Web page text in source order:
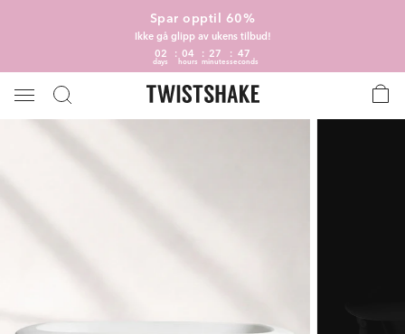
Spar opptil 60%
Ikke gå glipp av ukens tilbud!
02
days
04
hours
27
minutes
47
seconds